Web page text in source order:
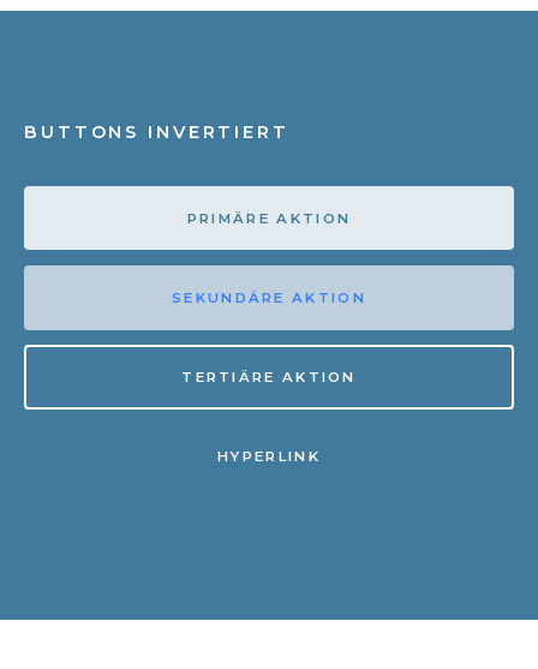
BUTTONS INVERTIERT
PRIMÄRE AKTION
SEKUNDÄRE AKTION
TERTIÄRE AKTION
HYPERLINK